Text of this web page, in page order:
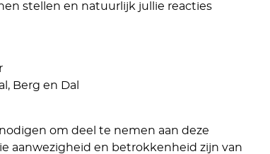
stellen en natuurlijk jullie reacties
Berg en Dal
om deel te nemen aan deze
aanwezigheid en betrokkenheid zijn van